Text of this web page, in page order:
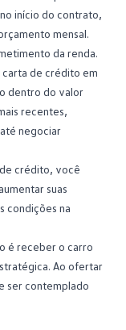
início do contrato,
mensal.
da renda.
carta de crédito em
dentro do valor
recentes,
negociar
crédito, você
suas
condições na
é receber o carro
Ao ofertar
ser contemplado